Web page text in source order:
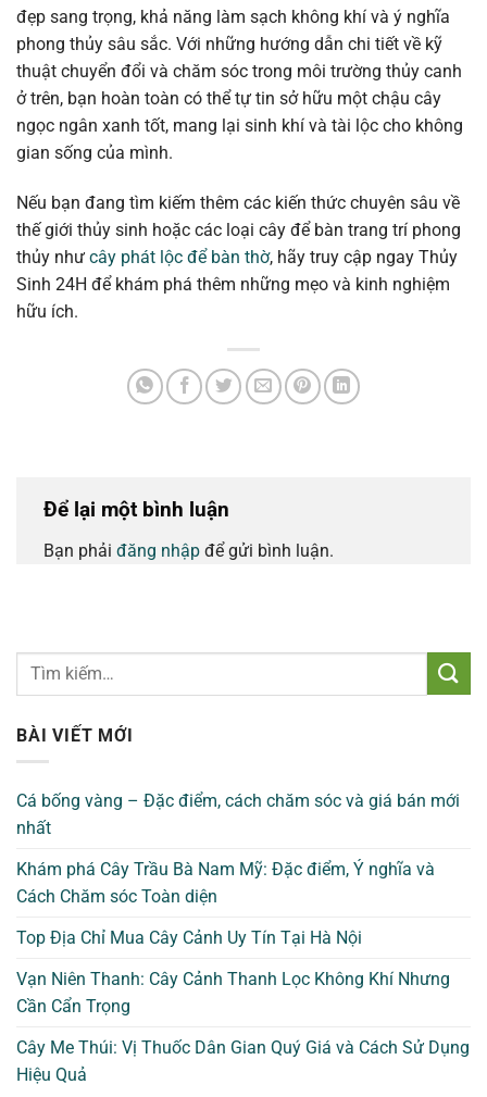
đẹp sang trọng, khả năng làm sạch không khí và ý nghĩa
phong thủy sâu sắc. Với những hướng dẫn chi tiết về kỹ
thuật chuyển đổi và chăm sóc trong môi trường thủy canh
ở trên, bạn hoàn toàn có thể tự tin sở hữu một chậu cây
ngọc ngân xanh tốt, mang lại sinh khí và tài lộc cho không
gian sống của mình.
Nếu bạn đang tìm kiếm thêm các kiến thức chuyên sâu về
thế giới thủy sinh hoặc các loại cây để bàn trang trí phong
thủy như cây phát lộc để bàn thờ, hãy truy cập ngay Thủy
Sinh 24H để khám phá thêm những mẹo và kinh nghiệm
hữu ích.
Để lại một bình luận
Bạn phải đăng nhập để gửi bình luận.
BÀI VIẾT MỚI
Cá bống vàng – Đặc điểm, cách chăm sóc và giá bán mới
nhất
Khám phá Cây Trầu Bà Nam Mỹ: Đặc điểm, Ý nghĩa và
Cách Chăm sóc Toàn diện
Top Địa Chỉ Mua Cây Cảnh Uy Tín Tại Hà Nội
Vạn Niên Thanh: Cây Cảnh Thanh Lọc Không Khí Nhưng
Cần Cẩn Trọng
Cây Me Thúi: Vị Thuốc Dân Gian Quý Giá và Cách Sử Dụng
Hiệu Quả